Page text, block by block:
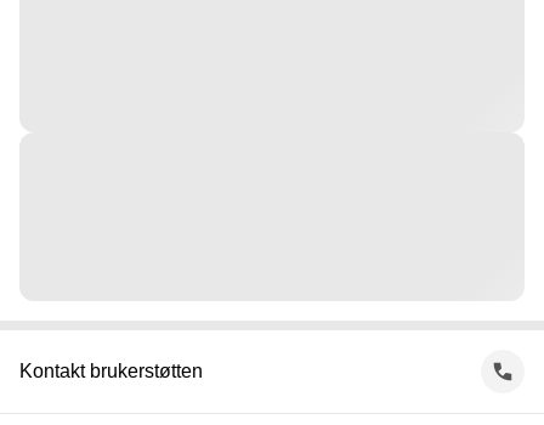
Kontakt brukerstøtten